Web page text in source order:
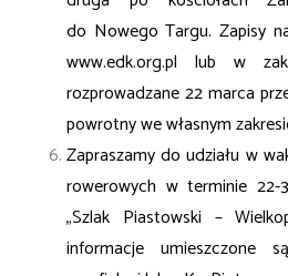
do Nowego Targu. Zapisy
www.edk.org.pl lub w
rozprowadzane 22 marca
powrotny we własnym
Zapraszamy do udziału w
rowerowych w terminie 22-
„Szlak Piastowski –
informacje umieszczone